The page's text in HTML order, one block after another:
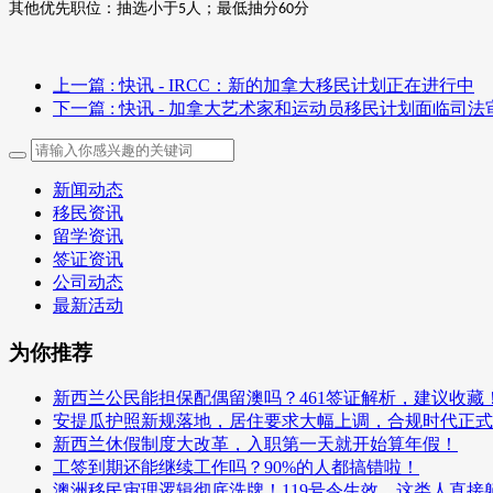
其他优先职位：抽选小于5 人；最低抽分60分
上一篇 : 快讯 - IRCC：新的加拿大移民计划正在进行中
下一篇 : 快讯 - 加拿大艺术家和运动员移民计划面临司法
新闻动态
移民资讯
留学资讯
签证资讯
公司动态
最新活动
为你推荐
新西兰公民能担保配偶留澳吗？461签证解析，建议收藏！
安提瓜护照新规落地，居住要求大幅上调，合规时代正式
新西兰休假制度大改革，入职第一天就开始算年假！
工签到期还能继续工作吗？90%的人都搞错啦！